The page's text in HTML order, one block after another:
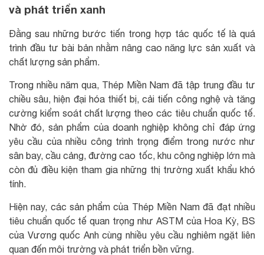
và phát triển xanh
Đằng sau những bước tiến trong hợp tác quốc tế là quá
trình đầu tư bài bản nhằm nâng cao năng lực sản xuất và
chất lượng sản phẩm.
Trong nhiều năm qua, Thép Miền Nam đã tập trung đầu tư
chiều sâu, hiện đại hóa thiết bị, cải tiến công nghệ và tăng
cường kiểm soát chất lượng theo các tiêu chuẩn quốc tế.
Nhờ đó, sản phẩm của doanh nghiệp không chỉ đáp ứng
yêu cầu của nhiều công trình trọng điểm trong nước như
sân bay, cầu cảng, đường cao tốc, khu công nghiệp lớn mà
còn đủ điều kiện tham gia những thị trường xuất khẩu khó
tính.
Hiện nay, các sản phẩm của Thép Miền Nam đã đạt nhiều
tiêu chuẩn quốc tế quan trọng như ASTM của Hoa Kỳ, BS
của Vương quốc Anh cùng nhiều yêu cầu nghiêm ngặt liên
quan đến môi trường và phát triển bền vững.